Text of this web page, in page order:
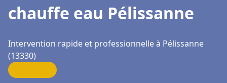
chauffe eau Pélissanne
Intervention rapide et professionnelle à Pélissanne
(13330)